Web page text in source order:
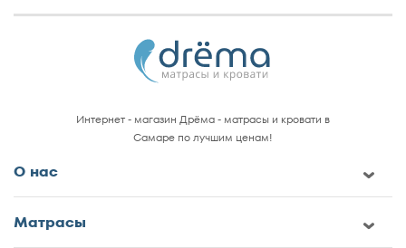
Интернет - магазин Дрёма - матрасы и кровати в
Самаре по лучшим ценам!
О нас
Матрасы